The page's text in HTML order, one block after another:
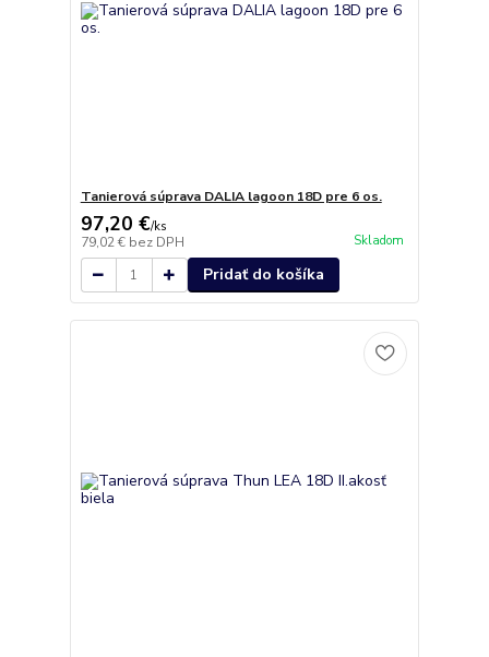
Tanierová súprava DALIA lagoon 18D pre 6 os.
97,20 €/ks
79,02 € bez DPH Skladom
Pridať do košíka